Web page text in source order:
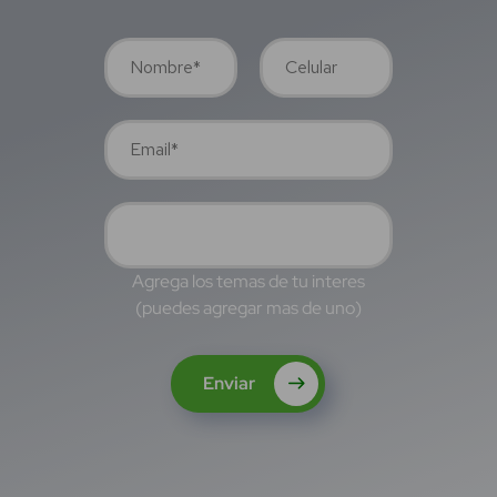
Agrega los temas de tu interes
(puedes agregar mas de uno)
Enviar